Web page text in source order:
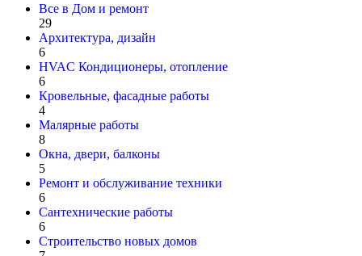
Все в Дом и ремонт
29
Архитектура, дизайн
6
HVAC Кондиционеры, oтопление
6
Кровельные, фасадные работы
4
Малярные работы
8
Окна, двери, балконы
5
Ремонт и обслуживание техники
6
Сантехнические работы
6
Строительство новых домов